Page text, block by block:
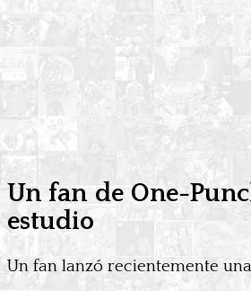
Un fan de One-
estudio
Un fan lanzó recientemente una